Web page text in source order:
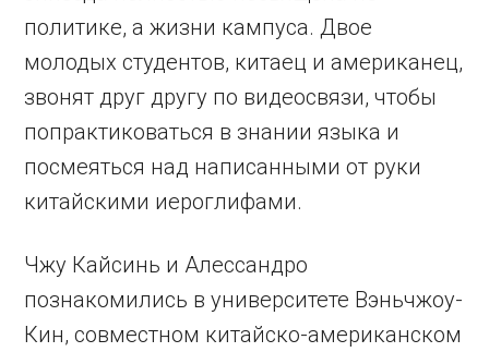
политике, а жизни кампуса. Двое
молодых студентов, китаец и американец,
звонят друг другу по видеосвязи, чтобы
попрактиковаться в знании языка и
посмеяться над написанными от руки
китайскими иероглифами.
Чжу Кайсинь и Алессандро
познакомились в университете Вэньчжоу-
Кин, совместном китайско-американском